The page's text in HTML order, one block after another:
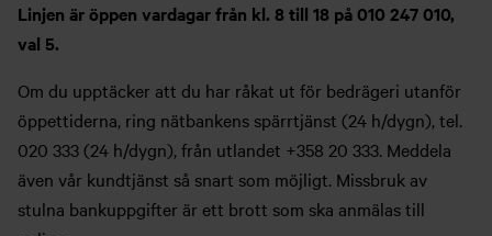
Linjen är öppen vardagar från kl. 8 till 18 på 010 247 010,
val 5.
Om du upptäcker att du har råkat ut för bedrägeri utanför
öppettiderna, ring nätbankens spärrtjänst (24 h/dygn), tel.
020 333 (24 h/dygn), från utlandet +358 20 333. Meddela
även vår kundtjänst så snart som möjligt. Missbruk av
stulna bankuppgifter är ett brott som ska anmälas till